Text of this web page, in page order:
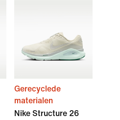
Gerecyclede
materialen
Nike Structure 26